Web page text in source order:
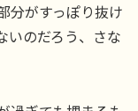
分がすっぽり抜け
いのだろう、さな